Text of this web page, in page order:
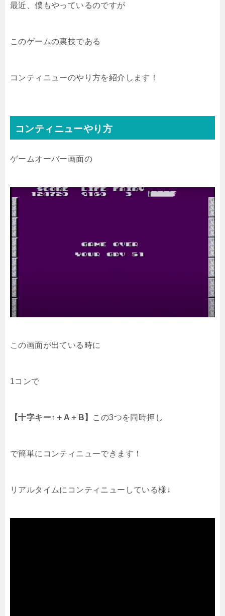
最近、僕もやっているのですが
このゲームの裏技である
コンティニューのやり方を紹介します！
コンティニューやり方
ゲームオーバー画面の
この画面が出ている時に
1コンで
【十字キー↑＋A＋B】 この3つを同時押し
で簡単にコンティニューできます！
リアルタイムにコンティニューしている様↓